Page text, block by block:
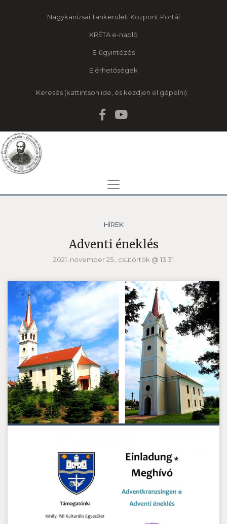
Nagykanizsai Tankerületi Központ Portál
KRÉTA e-napló
E-ügyintézés
Elérhetőségek
Keresés
HÍREK
Adventi éneklés
2021. november 25., csütörtök @ 13:31